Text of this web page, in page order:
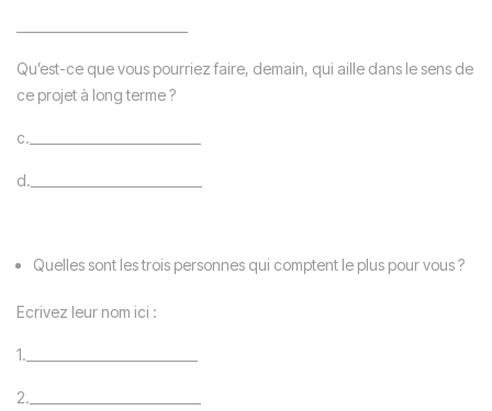
Qu’est-ce que vous pourriez faire, demain, qui aille dans le sens de
ce projet à long terme ?
c.__________________________
d.__________________________
Quelles sont les trois personnes qui comptent le plus pour vous ?
Ecrivez leur nom ici :
1.__________________________
2.__________________________